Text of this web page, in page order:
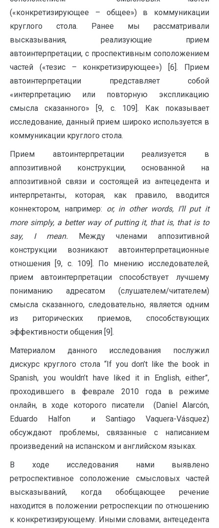
(«конкретизирующее – общее») в коммуникации
круглого стола. Ранее мы рассматривали
высказывания, реализующие прием
автоинтерпретации, с проспективным соположением
частей («тезис – конкретизирующее») [6]. Прием
автоинтерпретации представляет собой
«интерпретацию или повторную экспликацию
смысла сказанного» [9, с. 109]. Как показывает
исследование, данный прием широко используется в
коммуникации круглого стола.
Прием автоинтерпретации реализуется в
аппозитивной конструкции, основанной на
аппозитивной связи и состоящей из антецедента и
интерпретанты, которая, как правило, вводится
коннектором, например: or, in other words, I’ll put it
more simply, a better way of putting it, that is, that is to
say, I mean. Между членами аппозитивной
конструкции возникают автоинтерпретационные
отношения [9, с. 109]. По мнению исследователей,
прием автоинтерпретации способствует лучшему
пониманию адресатом (слушателем/читателем)
смысла сказанного, следовательно, является одним
из риторических приемов, способствующих
эффективности общения [9].
Материалом данного исследования послужил
дискурс круглого стола “If you don’t like the book in
Spanish, you wouldn’t have liked it in English, either”,
проходившего в феврале 2010 года в режиме
онлайн, в ходе которого писатели (Daniel Alarcón,
Eduardo Halfon и Santiago Vaquera-Vásquez)
обсуждают проблемы, связанные с написанием
произведений на испанском и английском языках.
В ходе исследования нами выявлено
ретроспективное соположение смысловых частей
высказываний, когда обобщающее речение
находится в положении ретроспекции по отношению
к конкретизирующему. Иными словами, антецедента